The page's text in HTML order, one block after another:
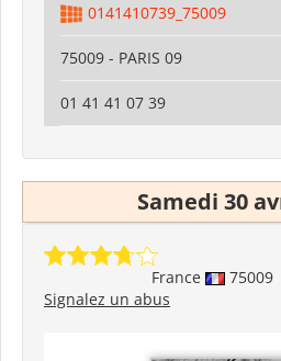
0141410739_75009
75009 - PARIS 09
01 41 41 07 39
Samedi 30
France 75009
Signalez un abus